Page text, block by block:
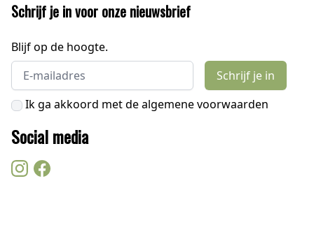
Schrijf je in voor onze nieuwsbrief
Blijf op de hoogte.
Email address
Schrijf je in
Ik ga akkoord met de algemene voorwaarden
Social media